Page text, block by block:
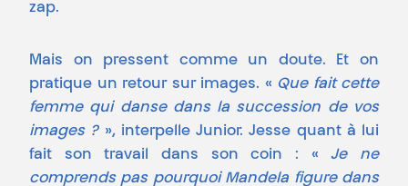
zap.
Mais on pressent comme un doute. Et on
pratique un retour sur images. « Que fait cette
femme qui danse dans la succession de vos
images ?», interpelle Junior. Jesse quant à lui
fait son travail dans son coin : « Je ne
comprends pas pourquoi Mandela figure dans